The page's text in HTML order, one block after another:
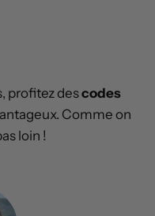
profitez descodes
Comme on
loin !